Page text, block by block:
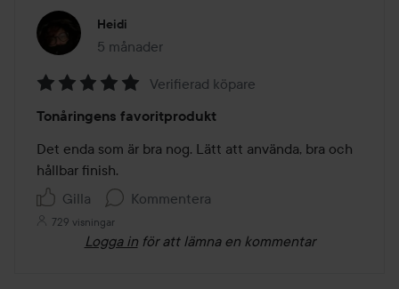
Heidi
5 månader
Inlägget skapades 5 månader
5
av
5
Verifierad köpare
Tonåringens favoritprodukt
Det enda som är bra nog. Lätt att använda, bra och
hållbar finish.
Gilla
Kommentera
729 visningar
Logga in för att lämna en kommentar